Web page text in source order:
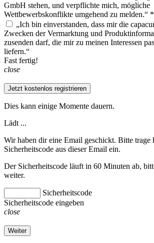
GmbH stehen, und verpflichte mich, mögliche
Wettbewerbskonflikte umgehend zu melden.“ *
„Ich bin einverstanden, dass mir die
Zwecken der Vermarktung und
zusenden darf, die mir zu meinen Interessen
liefern.“
Fast fertig!
close
Jetzt kostenlos registrieren
Dies kann einige Momente dauern.
Lädt ...
Wir haben dir eine Email geschickt. Bitte trage
Sicherheitscode aus dieser Email ein.
Der Sicherheitscode läuft in 60 Minuten ab,
weiter.
Sicherheitscode
Sicherheitscode eingeben
close
Weiter